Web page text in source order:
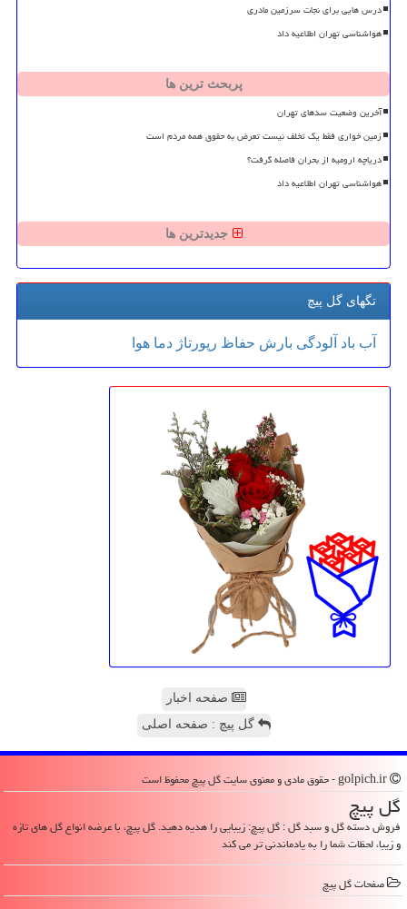
درس هایی برای نجات سرزمین مادری
هواشناسی تهران اطلاعیه داد
پربحث ترین ها
آخرین وضعیت سدهای تهران
زمین خواری فقط یک تخلف نیست تعرض به حقوق همه مردم است
دریاچه ارومیه از بحران فاصله گرفت؟
هواشناسی تهران اطلاعیه داد
جدیدترین ها
تگهای گل پیچ
آب باد آلودگی بارش حفاظ رپورتاژ دما هوا
صفحه اخبار
گل پیچ : صفحه اصلی
گل پیچ
فروش دسته گل و سبد گل : گل پیچ: زیبایی را هدیه دهید. گل پیچ، با عرضه انواع گل های تازه
و زیبا، لحظات شما را به یادماندنی تر می کند
صفحات گل پیچ